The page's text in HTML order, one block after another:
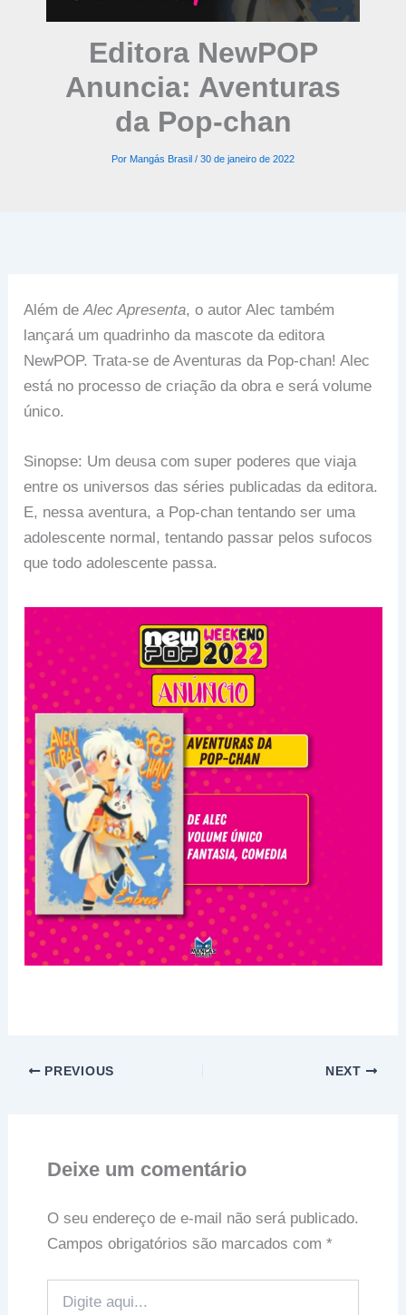
Editora NewPOP
Anuncia: Aventuras
da Pop-chan
Por Mangás Brasil / 30 de janeiro de 2022
Além deAlec Apresenta, o autor Alec também
lançará um quadrinho da mascote da editora
NewPOP. Trata-se de Aventuras da Pop-chan! Alec
está no processo de criação da obra e será volume
único.
Sinopse: Um deusa com super poderes que viaja
entre os universos das séries publicadas da editora.
E, nessa aventura, a Pop-chan tentando ser uma
adolescente normal, tentando passar pelos sufocos
que todo adolescente passa.
PREVIOUS NEXT
Deixe um comentário
O seu endereço de e-mail não será publicado.
Campos obrigatórios são marcados com *
aqui...